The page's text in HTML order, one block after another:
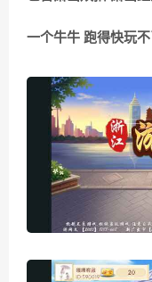
一个牛牛 跑得快玩